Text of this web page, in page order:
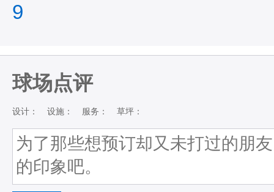
9
球场点评
设计： 设施： 服务： 草坪：